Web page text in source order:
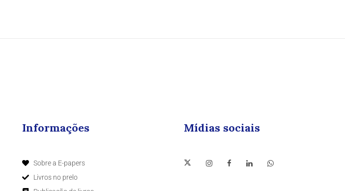
Informações
Sobre a E-papers
Livros no prelo
Mídias sociais